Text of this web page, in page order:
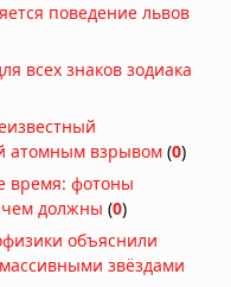
рисунков
Амазонии
императора,
дней: 2 миллиона
золота
«идеально
яйцо динозавра
лет
поведение львов
всех знаков зодиака
атомным взрывом (0)
время: фотоны
чем должны (0)
объяснили
звёздами